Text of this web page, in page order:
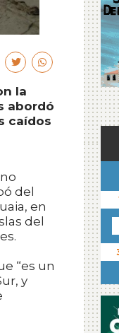
la
abordó
caídos
del
en
del
“es un
y